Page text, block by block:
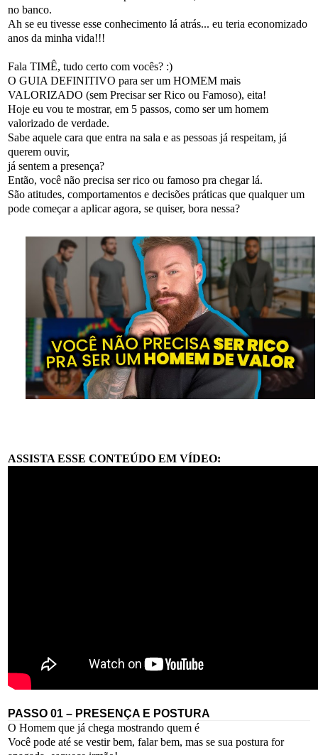
no banco.
Ah se eu tivesse esse conhecimento lá atrás... eu teria economizado
anos da minha vida!!!
Fala TIMÊ, tudo certo com vocês? :)
O GUIA DEFINITIVO para ser um HOMEM mais
VALORIZADO (sem Precisar ser Rico ou Famoso), eita!
Hoje eu vou te mostrar, em 5 passos, como ser um homem
valorizado de verdade.
Sabe aquele cara que entra na sala e as pessoas já respeitam, já
querem ouvir,
já sentem a presença?
Então, você não precisa ser rico ou famoso pra chegar lá.
São atitudes, comportamentos e decisões práticas que qualquer um
pode começar a aplicar agora, se quiser, bora nessa?
ASSISTA ESSE CONTEÚDO EM VÍDEO:
PASSO 01 – PRESENÇA E POSTURA
O Homem que já chega mostrando quem é
Você pode até se vestir bem, falar bem, mas se sua postura for